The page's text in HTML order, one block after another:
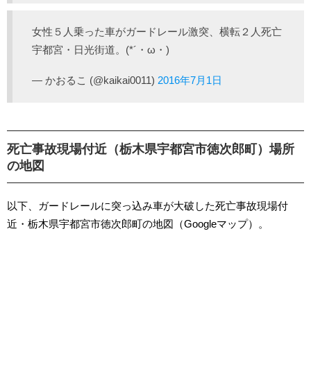
女性５人乗った車がガードレール激突、横転２人死亡
宇都宮・日光街道。(*´・ω・)
— かおるこ (@kaikai0011) 2016年7月1日
死亡事故現場付近（栃木県宇都宮市徳次郎町）場所
の地図
以下、ガードレールに突っ込み車が大破した死亡事故現場付
近・栃木県宇都宮市徳次郎町の地図（Googleマップ）。